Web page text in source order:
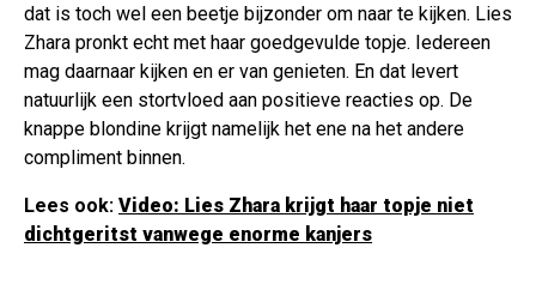
dat is toch wel een beetje bijzonder om naar te kijken. Lies
Zhara pronkt echt met haar goedgevulde topje. Iedereen
mag daarnaar kijken en er van genieten. En dat levert
natuurlijk een stortvloed aan positieve reacties op. De
knappe blondine krijgt namelijk het ene na het andere
compliment binnen.
Lees ook: Video: Lies Zhara krijgt haar topje niet
dichtgeritst vanwege enorme kanjers